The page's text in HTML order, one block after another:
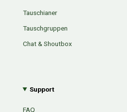
Tauschianer
Tauschgruppen
Chat & Shoutbox
Support
FAQ